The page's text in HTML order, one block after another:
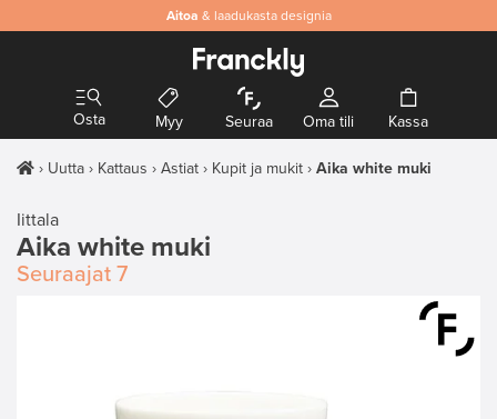
Aitoa & laadukasta designia
Osta Myy Seuraa Oma tili Kassa
Uutta Kattaus Astiat Kupit ja mukit Aika white muki
Iittala
Aika white muki
Seuraajat 7